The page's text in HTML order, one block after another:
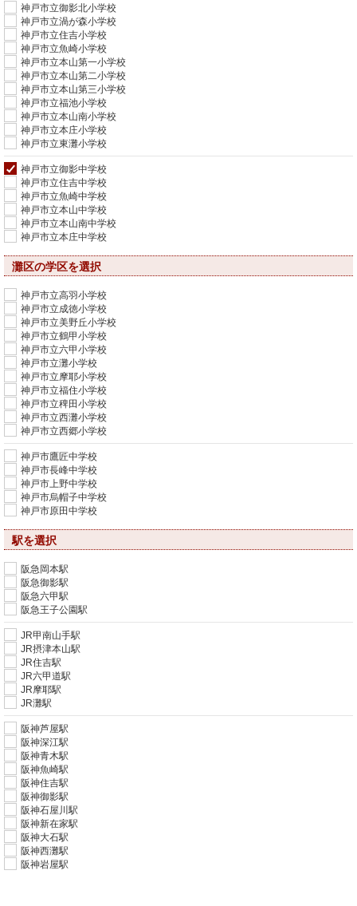
神戸市立御影北小学校
神戸市立渦が森小学校
神戸市立住吉小学校
神戸市立魚崎小学校
神戸市立本山第一小学校
神戸市立本山第二小学校
神戸市立本山第三小学校
神戸市立福池小学校
神戸市立本山南小学校
神戸市立本庄小学校
神戸市立東灘小学校
神戸市立御影中学校
神戸市立住吉中学校
神戸市立魚崎中学校
神戸市立本山中学校
神戸市立本山南中学校
神戸市立本庄中学校
灘区の学区を選択
神戸市立高羽小学校
神戸市立成徳小学校
神戸市立美野丘小学校
神戸市立鶴甲小学校
神戸市立六甲小学校
神戸市立灘小学校
神戸市立摩耶小学校
神戸市立福住小学校
神戸市立稗田小学校
神戸市立西灘小学校
神戸市立西郷小学校
神戸市鷹匠中学校
神戸市長峰中学校
神戸市上野中学校
神戸市烏帽子中学校
神戸市原田中学校
駅を選択
阪急岡本駅
阪急御影駅
阪急六甲駅
阪急王子公園駅
JR甲南山手駅
JR摂津本山駅
JR住吉駅
JR六甲道駅
JR摩耶駅
JR灘駅
阪神芦屋駅
阪神深江駅
阪神青木駅
阪神魚崎駅
阪神住吉駅
阪神御影駅
阪神石屋川駅
阪神新在家駅
阪神大石駅
阪神西灘駅
阪神岩屋駅